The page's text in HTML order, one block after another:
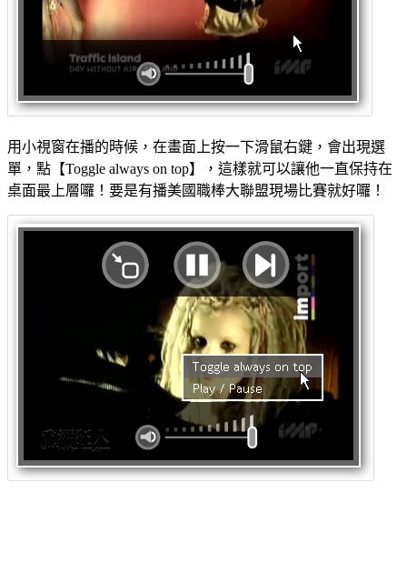
用小視窗在播的時候，在畫面上按一下滑鼠右鍵，會出現選
單，點【Toggle always on top】，這樣就可以讓他一直保持在
桌面最上層囉！要是有播美國職棒大聯盟現場比賽就好囉！